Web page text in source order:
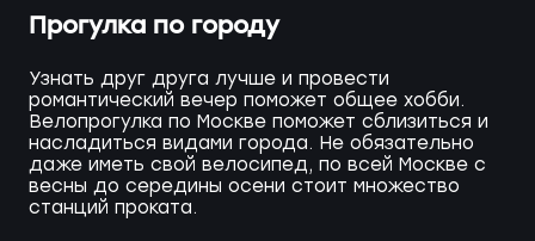
Прогулка по городу
Узнать друг друга лучше и провести
романтический вечер поможет общее хобби.
Велопрогулка по Москве поможет сблизиться и
насладиться видами города. Не обязательно
даже иметь свой велосипед, по всей Москве с
весны до середины осени стоит множество
станций проката.